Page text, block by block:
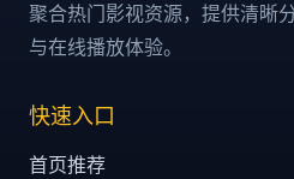
聚合热门影视资源，提供清晰
与在线播放体验。
快速入口
首页推荐